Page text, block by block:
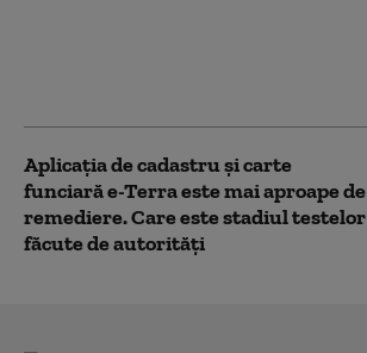
Aplicaţia de cadastru şi carte
funciară e-Terra este mai aproape de
remediere. Care este stadiul testelor
făcute de autorități